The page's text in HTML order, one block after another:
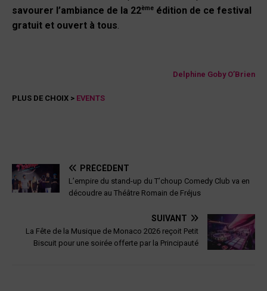
savourer l’ambiance de la 22ème édition de ce festival
gratuit et ouvert à tous.
Delphine Goby O’Brien
PLUS DE CHOIX > EVENTS
PRÉCÉDENT
L’empire du stand-up du T’choup Comedy Club va en
découdre au Théâtre Romain de Fréjus
SUIVANT
La Fête de la Musique de Monaco 2026 reçoit Petit
Biscuit pour une soirée offerte par la Principauté